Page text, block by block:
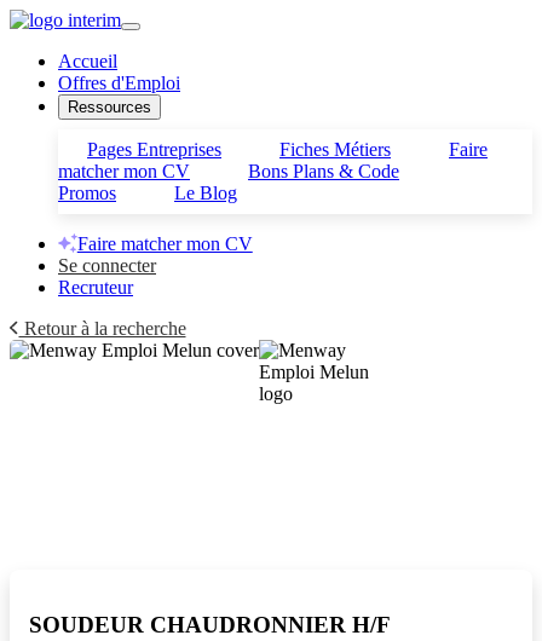
Accueil
Offres d'Emploi
Ressources
Pages Entreprises Fiches Métiers
Faire
matcher mon CV
Bons Plans & Code
Promos
Le Blog
Faire matcher mon CV
Se connecter
Recruteur
Retour à la recherche
SOUDEUR CHAUDRONNIER H/F